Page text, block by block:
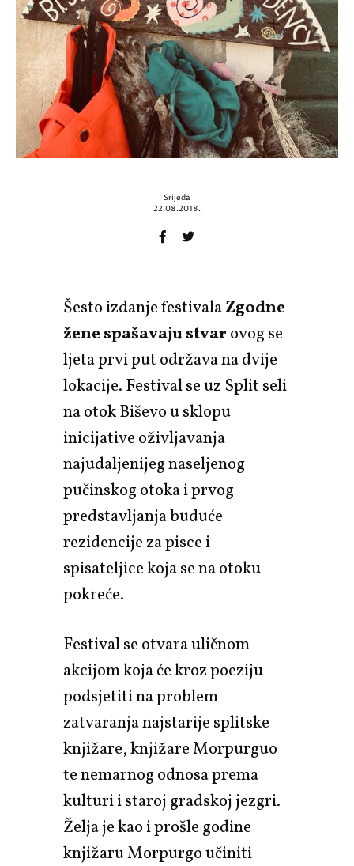
Srijeda
22.08.2018.
Šesto izdanje festivalaZgodne
žene spašavaju stvarovog se
ljeta prvi put održava na dvije
lokacije. Festival se uz Split seli
na otok Biševo u sklopu
inicijative oživljavanja
najudaljenijeg naseljenog
pučinskog otoka i prvog
predstavljanja buduće
rezidencije za pisce i
spisateljice koja se na otoku
pokreće.
Festival se otvara uličnom
akcijom koja će kroz poeziju
podsjetiti na problem
zatvaranja najstarije splitske
knjižare, knjižare Morpurguo
te nemarnog odnosa prema
kulturi i staroj gradskoj jezgri.
Želja je kao i prošle godine
knjižaru Morpurgo učiniti